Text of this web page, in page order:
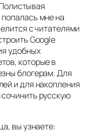
мне на
с читателями
Google
удобных
которые в
блогерам. Для
и для накопления
русскую
вы узнаете: